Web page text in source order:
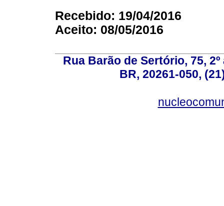
Recebido: 19/04/2016
Aceito: 08/05/2016
Rua Barão de Sertório, 75,
BR, 20261-050,